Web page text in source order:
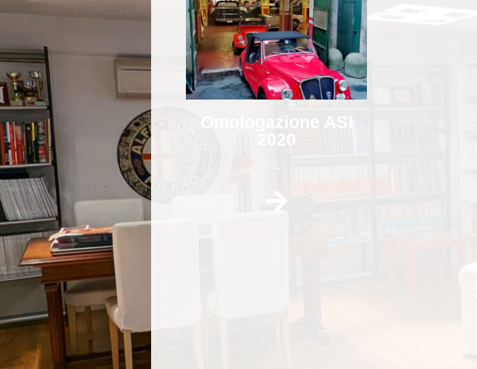
Omologazione ASI
2020
~